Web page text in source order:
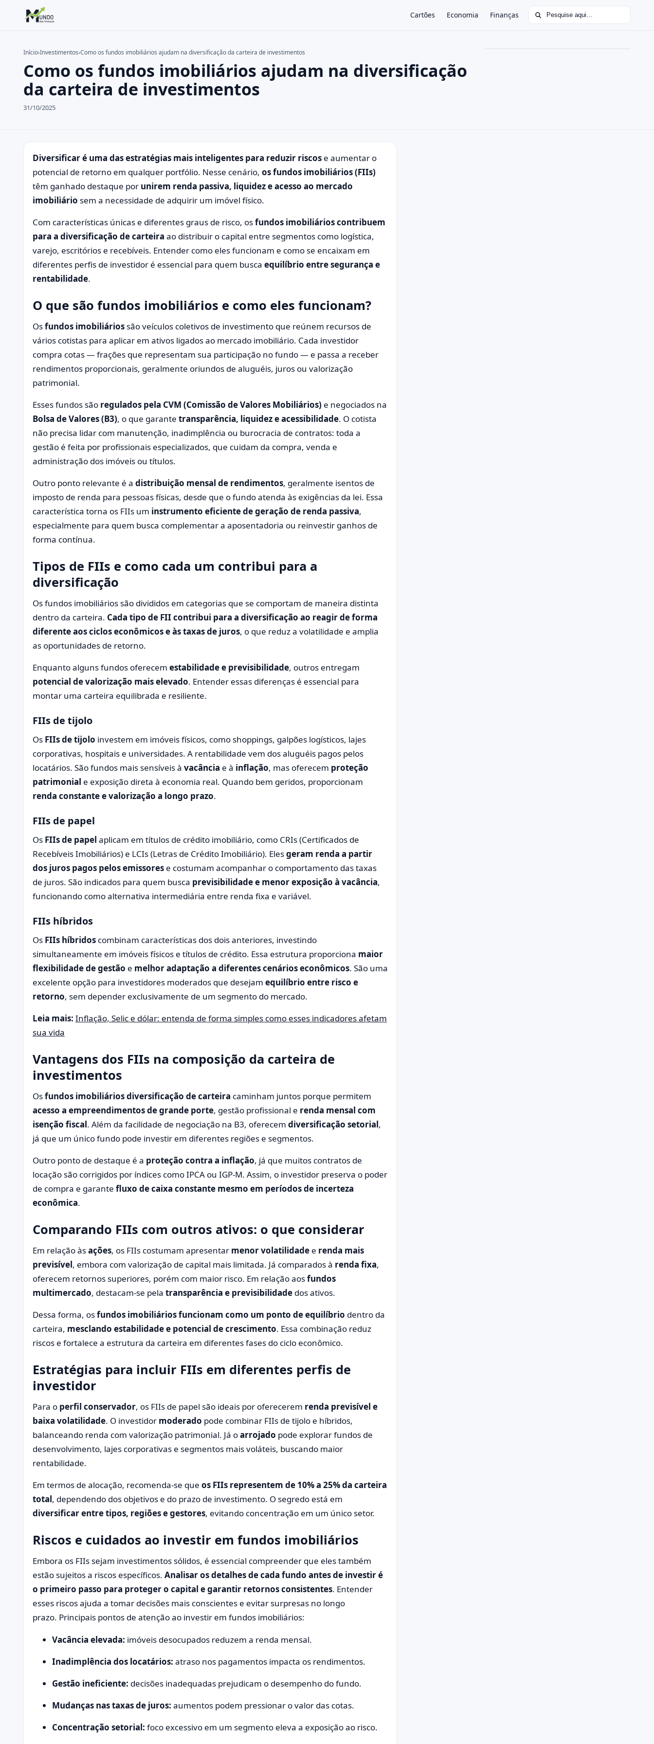
Cartões Economia Finanças Buscar por:
Buscar no site ×
Buscar por:
Pressione Enter para buscar ou ESC para fechar.
Início›Investimentos›Como os fundos imobiliários ajudam na diversificação da carteira de investimentos
Como os fundos imobiliários ajudam na diversificação
da carteira de investimentos
31/10/2025
Diversificar é uma das estratégias mais inteligentes para reduzir riscos e aumentar o
potencial de retorno em qualquer portfólio. Nesse cenário, os fundos imobiliários (FIIs)
têm ganhado destaque por unirem renda passiva, liquidez e acesso ao mercado
imobiliário sem a necessidade de adquirir um imóvel físico.
Com características únicas e diferentes graus de risco, osfundos imobiliários contribuem
para a diversificação de carteira ao distribuir o capital entre segmentos como logística,
varejo, escritórios e recebíveis. Entender como eles funcionam e como se encaixam em
diferentes perfis de investidor é essencial para quem busca equilíbrio entre segurança e
rentabilidade.
O que são fundos imobiliários e como eles funcionam?
Osfundos imobiliários são veículos coletivos de investimento que reúnem recursos de
vários cotistas para aplicar em ativos ligados ao mercado imobiliário. Cada investidor
compra cotas — frações que representam sua participação no fundo — e passa a receber
rendimentos proporcionais, geralmente oriundos de aluguéis, juros ou valorização
patrimonial.
Esses fundos são regulados pela CVM (Comissão de Valores Mobiliários) e negociados na
Bolsa de Valores (B3), o que garante transparência, liquidez e acessibilidade. O cotista
não precisa lidar com manutenção, inadimplência ou burocracia de contratos: toda a
gestão é feita por profissionais especializados, que cuidam da compra, venda e
administração dos imóveis ou títulos.
Outro ponto relevante é a distribuição mensal de rendimentos, geralmente isentos de
imposto de renda para pessoas físicas, desde que o fundo atenda às exigências da lei. Essa
característica torna os FIIs um instrumento eficiente de geração de renda passiva,
especialmente para quem busca complementar a aposentadoria ou reinvestir ganhos de
forma contínua.
Tipos de FIIs e como cada um contribui para a
diversificação
Os fundos imobiliários são divididos em categorias que se comportam de maneira distinta
dentro da carteira. Cada tipo de FII contribui para a diversificação ao reagir de forma
diferente aos ciclos econômicos e às taxas de juros, o que reduz a volatilidade e amplia
as oportunidades de retorno.
Enquanto alguns fundos oferecem estabilidade e previsibilidade, outros entregam
potencial de valorização mais elevado. Entender essas diferenças é essencial para
montar uma carteira equilibrada e resiliente.
FIIs de tijolo
Os FIIs de tijolo investem em imóveis físicos, como shoppings, galpões logísticos, lajes
corporativas, hospitais e universidades. A rentabilidade vem dos aluguéis pagos pelos
locatários. São fundos mais sensíveis à vacância e à inflação, mas oferecem proteção
patrimonial e exposição direta à economia real. Quando bem geridos, proporcionam
renda constante e valorização a longo prazo.
FIIs de papel
Os FIIs de papel aplicam em títulos de crédito imobiliário, como CRIs (Certificados de
Recebíveis Imobiliários) e LCIs (Letras de Crédito Imobiliário). Elesgeram renda a partir
dos juros pagos pelos emissores e costumam acompanhar o comportamento das taxas
de juros. São indicados para quem busca previsibilidade e menor exposição à vacância,
funcionando como alternativa intermediária entre renda fixa e variável.
FIIs híbridos
Os FIIs híbridos combinam características dos dois anteriores, investindo
simultaneamente em imóveis físicos e títulos de crédito. Essa estrutura proporciona maior
flexibilidade de gestão e melhor adaptação a diferentes cenários econômicos. São uma
excelente opção para investidores moderados que desejam equilíbrio entre risco e
retorno, sem depender exclusivamente de um segmento do mercado.
Leia mais: Inflação, Selic e dólar: entenda de forma simples como esses indicadores afetam
sua vida
Vantagens dos FIIs na composição da carteira de
investimentos
Osfundos imobiliários diversificação de carteira caminham juntos porque permitem
acesso a empreendimentos de grande porte, gestão profissional e renda mensal com
isenção fiscal. Além da facilidade de negociação na B3, oferecem diversificação setorial,
já que um único fundo pode investir em diferentes regiões e segmentos.
Outro ponto de destaque é a proteção contra a inflação, já que muitos contratos de
locação são corrigidos por índices como IPCA ou IGP-M. Assim, o investidor preserva o poder
de compra e garante fluxo de caixa constante mesmo em períodos de incerteza
econômica.
Comparando FIIs com outros ativos: o que considerar
Em relação àsações, os FIIs costumam apresentar menor volatilidade e renda mais
previsível, embora com valorização de capital mais limitada. Já comparados à renda fixa,
oferecem retornos superiores, porém com maior risco. Em relação aosfundos
multimercado, destacam-se pela transparência e previsibilidade dos ativos.
Dessa forma, osfundos imobiliários funcionam como um ponto de equilíbrio dentro da
carteira, mesclando estabilidade e potencial de crescimento. Essa combinação reduz
riscos e fortalece a estrutura da carteira em diferentes fases do ciclo econômico.
Estratégias para incluir FIIs em diferentes perfis de
investidor
Para o perfil conservador, os FIIs de papel são ideais por oferecerem renda previsível e
baixa volatilidade. O investidor moderado pode combinar FIIs de tijolo e híbridos,
balanceando renda com valorização patrimonial. Já oarrojado pode explorar fundos de
desenvolvimento, lajes corporativas e segmentos mais voláteis, buscando maior
rentabilidade.
Em termos de alocação, recomenda-se que os FIIs representem de 10% a 25% da carteira
total, dependendo dos objetivos e do prazo de investimento. O segredo está em
diversificar entre tipos, regiões e gestores, evitando concentração em um único setor.
Riscos e cuidados ao investir em fundos imobiliários
Embora os FIIs sejam investimentos sólidos, é essencial compreender que eles também
estão sujeitos a riscos específicos. Analisar os detalhes de cada fundo antes de investir é
o primeiro passo para proteger o capital e garantir retornos consistentes. Entender
esses riscos ajuda a tomar decisões mais conscientes e evitar surpresas no longo
prazo. Principais pontos de atenção ao investir em fundos imobiliários:
Vacância elevada: imóveis desocupados reduzem a renda mensal.
Inadimplência dos locatários: atraso nos pagamentos impacta os rendimentos.
Gestão ineficiente: decisões inadequadas prejudicam o desempenho do fundo.
Mudanças nas taxas de juros: aumentos podem pressionar o valor das cotas.
Concentração setorial: foco excessivo em um segmento eleva a exposição ao risco.